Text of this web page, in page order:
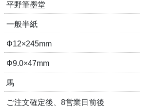
平野筆墨堂
一般半紙
Φ12×245mm
Φ9.0×47mm
馬
ご注文確定後、8営業日前後